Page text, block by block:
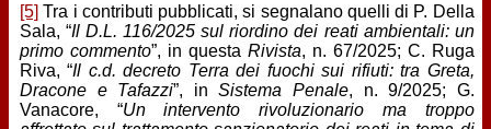
[5] Tra i contributi pubblicati, si segnalano quelli di P. Della
Sala, “Il D.L. 116/2025 sul riordino dei reati ambientali: un
primo commento”, in questa Rivista, n. 67/2025; C. Ruga
Riva, “Il c.d. decreto Terra dei fuochi sui rifiuti: tra Greta,
Dracone e Tafazzi”, inSistema Penale, n. 9/2025; G.
Vanacore, “Un intervento rivoluzionario ma troppo